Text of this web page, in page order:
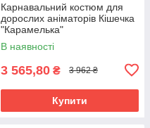
Карнавальний костюм для
дорослих аніматорів Кішечка
"Карамелька"
В наявності
3 565,80 ₴ 3 962 ₴
Купити